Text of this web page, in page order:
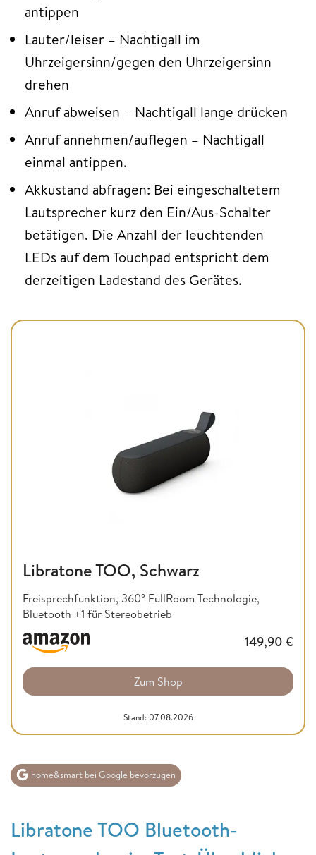
antippen
Lauter/leiser – Nachtigall im
Uhrzeigersinn/gegen den Uhrzeigersinn
drehen
Anruf abweisen – Nachtigall lange drücken
Anruf annehmen/auflegen – Nachtigall
einmal antippen.
Akkustand abfragen: Bei eingeschaltetem
Lautsprecher kurz den Ein/Aus-Schalter
betätigen. Die Anzahl der leuchtenden
LEDs auf dem Touchpad entspricht dem
derzeitigen Ladestand des Gerätes.
Libratone TOO, Schwarz
Freisprechfunktion, 360° FullRoom Technologie,
Bluetooth +1 für Stereobetrieb
149,90 €
Zum Shop
Stand: 07.08.2026
home&smart bei Google bevorzugen
Libratone TOO Bluetooth-